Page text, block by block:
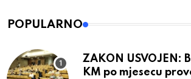
POPULARNO
ZAKON USVOJEN:
KM po mjesecu